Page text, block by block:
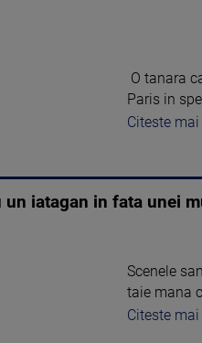
O tanara
Paris in
Citeste mai
un iatagan in fata unei
Scenele
taie mana
Citeste mai